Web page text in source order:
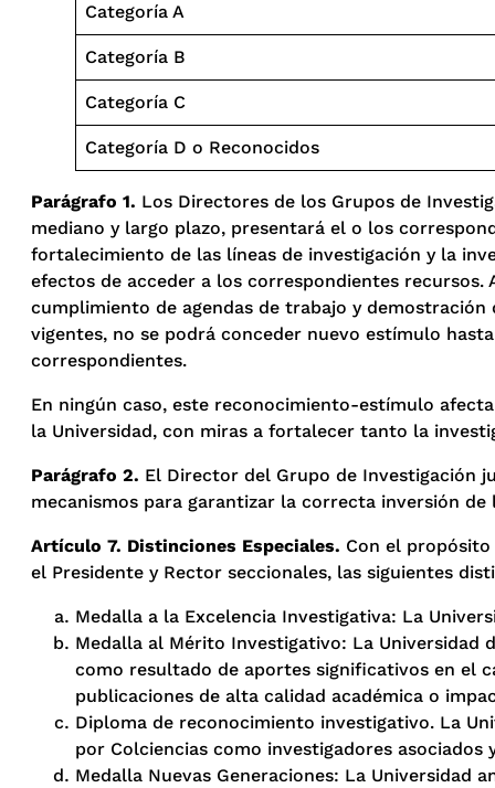
Categoría A
Categoría B
Categoría C
Categoría D o Reconocidos
Parágrafo 1. Los Directores de los Grupos de
mediano y largo plazo, presentará el o los
fortalecimiento de las líneas de investigación y la
efectos de acceder a los correspondientes
cumplimiento de agendas de trabajo y
vigentes, no se podrá conceder nuevo estímulo
correspondientes.
En ningún caso, este reconocimiento-estímulo
la Universidad, con miras a fortalecer tanto la
Parágrafo 2. El Director del Grupo de Investigación
mecanismos para garantizar la correcta inversión de
Artículo 7. Distinciones Especiales. Con el
el Presidente y Rector seccionales, las siguientes
Medalla a la Excelencia Investigativa: La
Medalla al Mérito Investigativo: La
como resultado de aportes significativos en el
publicaciones de alta calidad académica o
Diploma de reconocimiento investigativo. La
por Colciencias como investigadores asociados
Medalla Nuevas Generaciones: La Universidad